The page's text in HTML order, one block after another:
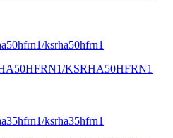
KSRHA50HFRN1